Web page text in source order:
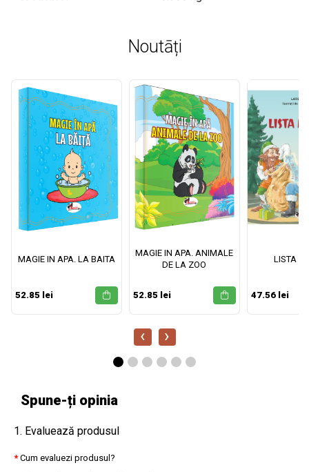
Noutāți
MAGIE IN APA. LA BAITA
52.85 lei
MAGIE IN APA. ANIMALE
DE LA ZOO
52.85 lei
LISTA
47.56 lei
‹ ›
Spune-ți opinia
1. Evaluează produsul
Cum evaluezi produsul?